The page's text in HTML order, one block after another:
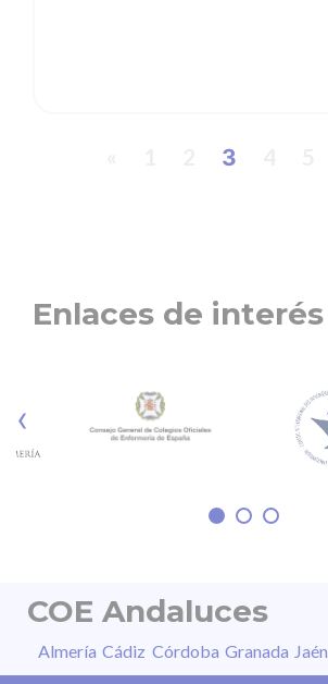
3
Enlaces de interés
‹
COE Andaluces
Almería Cádiz Córdoba Granada Jaén